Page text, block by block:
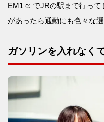
EM1 e: でJRの駅まで行っ
があったら通勤にも色々な
ガソリンを入れなく